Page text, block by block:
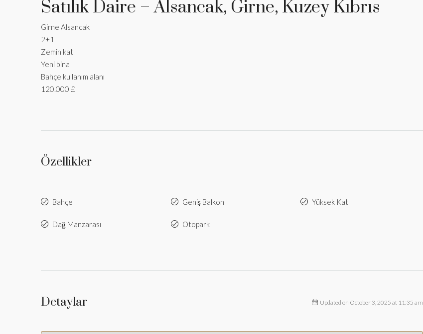
Satılık Daire – Alsancak, Girne, Kuzey Kıbrıs
Girne Alsancak
2+1
Zemin kat
Yeni bina
Bahçe kullanım alanı
120.000 £
Özellikler
Bahçe
Dağ Manzarası
Geniş Balkon
Otopark
Yüksek Kat
Detaylar Updated on October 3, 2025 at 11:35 am